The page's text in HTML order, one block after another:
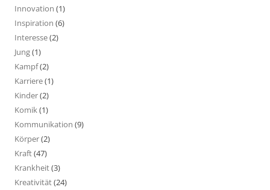
Innovation (1)
Inspiration (6)
Interesse(2)
Jung(1)
Kampf(2)
Karriere(1)
Kinder(2)
Komik(1)
Kommunikation (9)
Körper(2)
Kraft(47)
Krankheit(3)
Kreativität(24)